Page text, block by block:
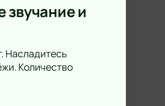
и
Насладитесь
Количество